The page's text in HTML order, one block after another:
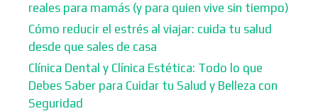
reales para mamás (y para quien vive sin tiempo)
Cómo reducir el estrés al viajar: cuida tu salud
desde que sales de casa
Clínica Dental y Clínica Estética: Todo lo que
Debes Saber para Cuidar tu Salud y Belleza con
Seguridad